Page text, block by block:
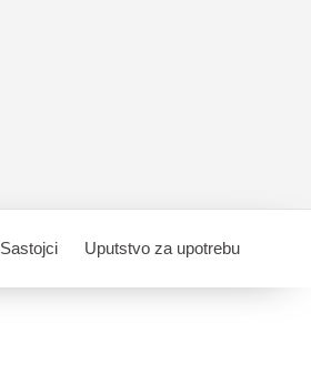
Sastojci Uputstvo za upotrebu